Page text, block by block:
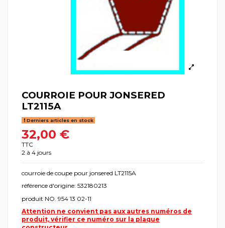
COURROIE POUR JONSERED
LT2115A
Derniers articles en stock
32,00 €
TTC
2 à 4 jours
courroie de coupe pour jonsered LT2115A
référence d'origine: 532180213
produit NO. 954 13 02-11
Attention ne convient pas aux autres numéros de
produit, vérifier ce numéro sur la plaque